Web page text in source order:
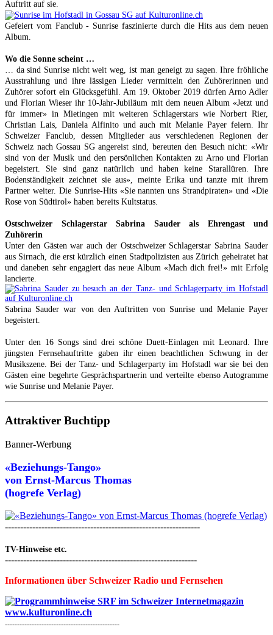
Auftritt auf sie.
Gefeiert vom Fanclub - Sunrise faszinierte durch die Hits aus dem neuen
Album.
Wo die Sonne scheint …
… da sind Sunrise nicht weit weg, ist man geneigt zu sagen. Ihre fröhliche
Ausstrahlung und ihre lässigen Lieder vermitteln den Zuhörerinnen und
Zuhörer sofort ein Glücksgefühl. Am 19. Oktober 2019 dürfen Arno Adler
und Florian Wieser ihr 10-Jahr-Jubiläum mit dem neuen Album «Jetzt und
für immer» in Mietingen mit weiteren Schlagerstars wie Norbert Rier,
Christian Lais, Daniela Alfinito und auch mit Melanie Payer feiern. Ihr
Schweizer Fanclub, dessen Mitglieder aus verschiedenen Regionen der
Schweiz nach Gossau SG angereist sind, bereuten den Besuch nicht: «Wir
sind von der Musik und den persönlichen Kontakten zu Arno und Florian
begeistert. Sie sind ganz natürlich und haben keine Starallüren. Ihre
Bodenständigkeit zeichnet sie aus», meinte Erika und tanzte mit ihrem
Partner weiter. Die Sunrise-Hits «Sie nannten uns Strandpiraten» und «Die
Rose von Südtirol» haben bereits Kultstatus.
Ostschweizer Schlagerstar Sabrina Sauder als Ehrengast und
Zuhörerin
Unter den Gästen war auch der Ostschweizer Schlagerstar Sabrina Sauder
aus Sirnach, die erst kürzlich einen Stadtpolizisten aus Zürich geheiratet hat
und daneben sehr engagiert das neue Album «Mach dich frei!» mit Erfolg
lancierte.
Sabrina Sauder war von den Auftritten von Sunrise und Melanie Payer
begeistert.
Unter den 16 Songs sind drei schöne Duett-Einlagen mit Leonard. Ihre
jüngsten Fernsehauftritte gaben ihr einen beachtlichen Schwung in der
Musikszene. Bei der Tanz- und Schlagerparty im Hofstadl war sie bei den
Gästen eine begehrte Gesprächspartnerin und verteilte ebenso Autogramme
wie Sunrise und Melanie Payer.
Attraktiver Buchtipp
Banner-Werbung
«Beziehungs-Tango»
von Ernst-Marcus Thomas
(hogrefe Verlag)
----------------------------------------------------------------
TV-Hinweise etc.
---------------------------------------------------------------
Informationen über Schweizer Radio und Fernsehen
-----------------------------------------------